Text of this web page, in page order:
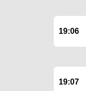
19:06
19:07